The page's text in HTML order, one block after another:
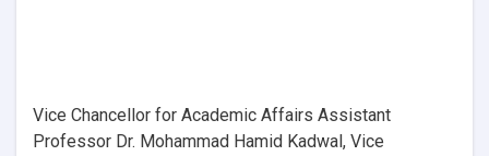
Vice Chancellor for Academic Affairs Assistant
Professor Dr. Mohammad Hamid Kadwal, Vice